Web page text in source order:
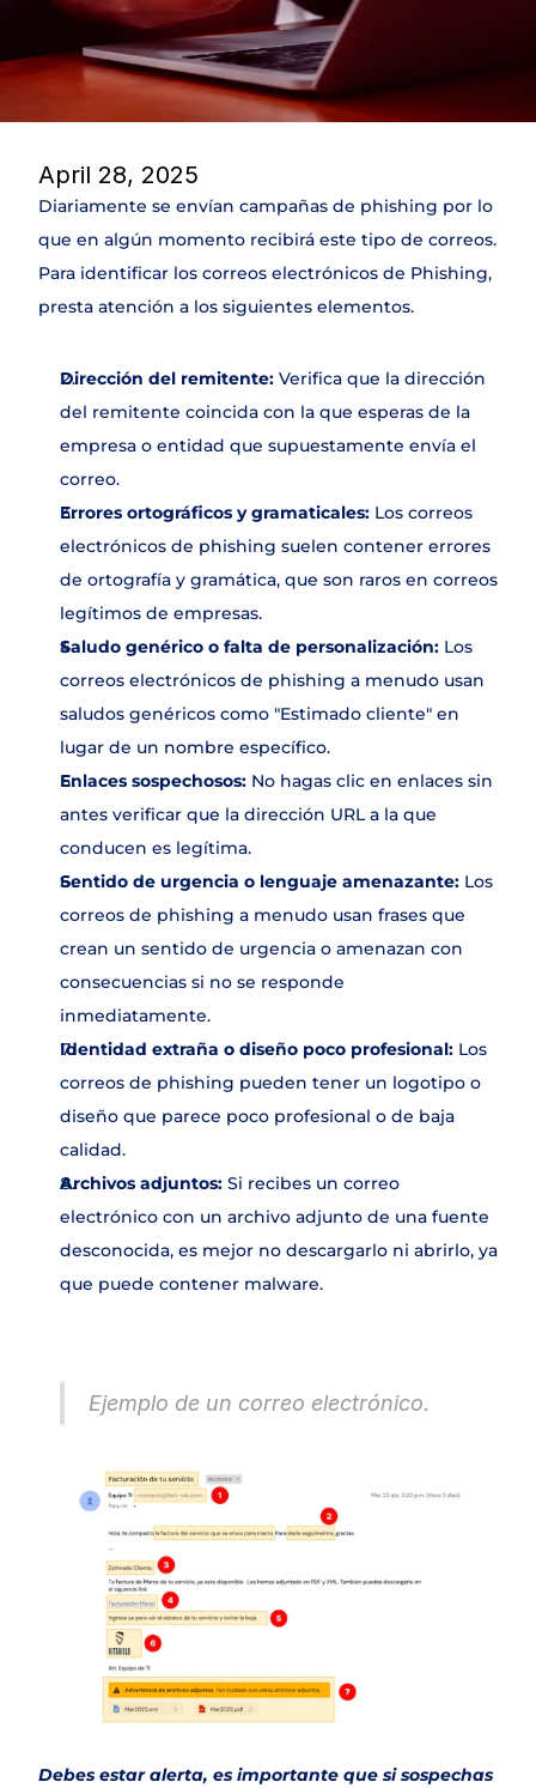
NAC & IPAM
Wifi Security
SIEM
Encryption & Transfer Files
Digital Risk Protection
Threat Intelligence
SERVICIOS
Events
Experts
Contacto
April 28, 2025
Diariamente se envían campañas de phishing por lo
que en algún momento recibirá este tipo de correos.
Para identificar los correos electrónicos de Phishing,
presta atención a los siguientes elementos.
Dirección del remitente: Verifica que la dirección
del remitente coincida con la que esperas de la
empresa o entidad que supuestamente envía el
correo.
Errores ortográficos y gramaticales: Los correos
electrónicos de phishing suelen contener errores
de ortografía y gramática, que son raros en correos
legítimos de empresas.
Saludo genérico o falta de personalización: Los
correos electrónicos de phishing a menudo usan
saludos genéricos como "Estimado cliente" en
lugar de un nombre específico.
Enlaces sospechosos: No hagas clic en enlaces sin
antes verificar que la dirección URL a la que
conducen es legítima.
Sentido de urgencia o lenguaje amenazante: Los
correos de phishing a menudo usan frases que
crean un sentido de urgencia o amenazan con
consecuencias si no se responde
inmediatamente.
Identidad extraña o diseño poco profesional: Los
correos de phishing pueden tener un logotipo o
diseño que parece poco profesional o de baja
calidad.
Archivos adjuntos: Si recibes un correo
electrónico con un archivo adjunto de una fuente
desconocida, es mejor no descargarlo ni abrirlo, ya
que puede contener malware.
Ejemplo de un correo electrónico.
Debes estar alerta, es importante que si sospechas